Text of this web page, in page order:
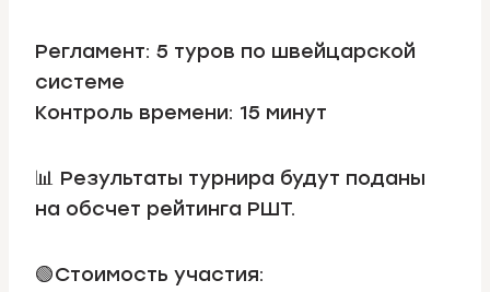
Регламент: 5 туров по швейцарской
системе
Контроль времени: 15 минут
📊 Результаты турнира будут поданы
на обсчет рейтинга РШТ.
🟢Стоимость участия: